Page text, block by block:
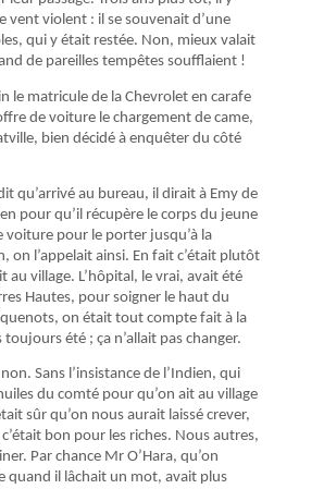
vent violent : il se souvenait d’une
qui y était restée. Non, mieux valait
de pareilles tempêtes soufflaient !
le matricule de la Chevrolet en carafe
de voiture le chargement de came,
bien décidé à enquêter du côté
qu’arrivé au bureau, il dirait à Emy de
pour qu’il récupère le corps du jeune
voiture pour le porter jusqu’à la
on l’appelait ainsi. En fait c’était plutôt
au village. L’hôpital, le vrai, avait été
Hautes, pour soigner le haut du
on était tout compte fait à la
toujours été ; ça n’allait pas changer.
Sans l’insistance de l’Indien, qui
du comté pour qu’on ait au village
sûr qu’on nous aurait laissé crever,
bon pour les riches. Nous autres,
Par chance Mr O’Hara, qu’on
quand il lâchait un mot, avait plus